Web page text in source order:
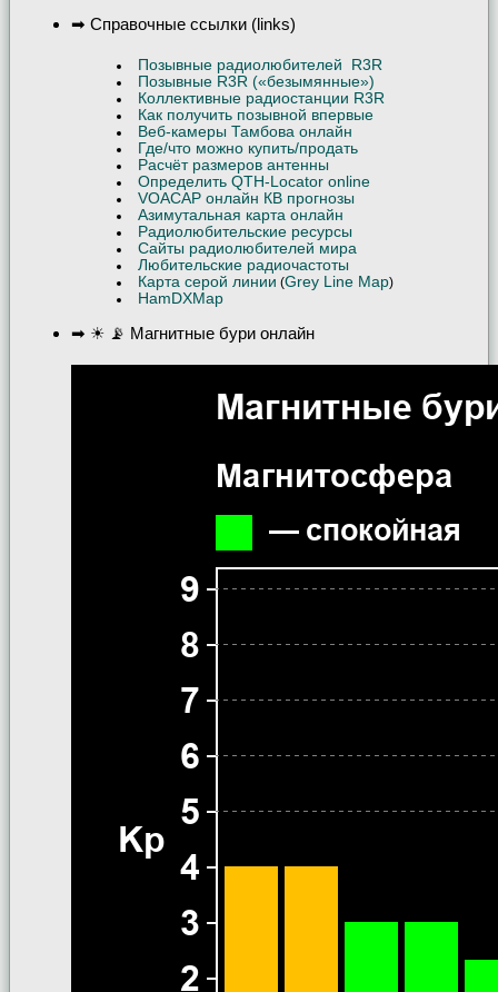
➡ Справочные ссылки (links)
Позывные радиолюбителей R3R
Позывные R3R («безымянные»)
Коллективные радиостанции R3R
Как получить позывной впервые
Веб-камеры Тамбова онлайн
Где/что можно купить/продать
Расчёт размеров антенны
Определить QTH-Locator online
VOACAP онлайн КВ прогнозы
Азимутальная карта онлайн
Радиолюбительские ресурсы
Сайты радиолюбителей мира
Любительские радиочастоты
Карта серой линии (Grey Line Map)
HamDXMap
➡ ☀ 📡 Магнитные бури онлайн